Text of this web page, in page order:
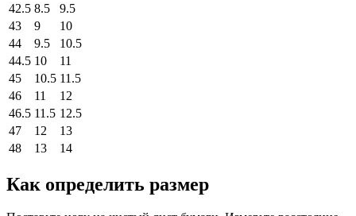
42.5 8.5
9.5
43
9
10
44
9.5
10.5
44.5 10
11
45
10.5 11.5
46
11
12
46.5 11.5 12.5
47
12
13
48
13 14
Как определить размер